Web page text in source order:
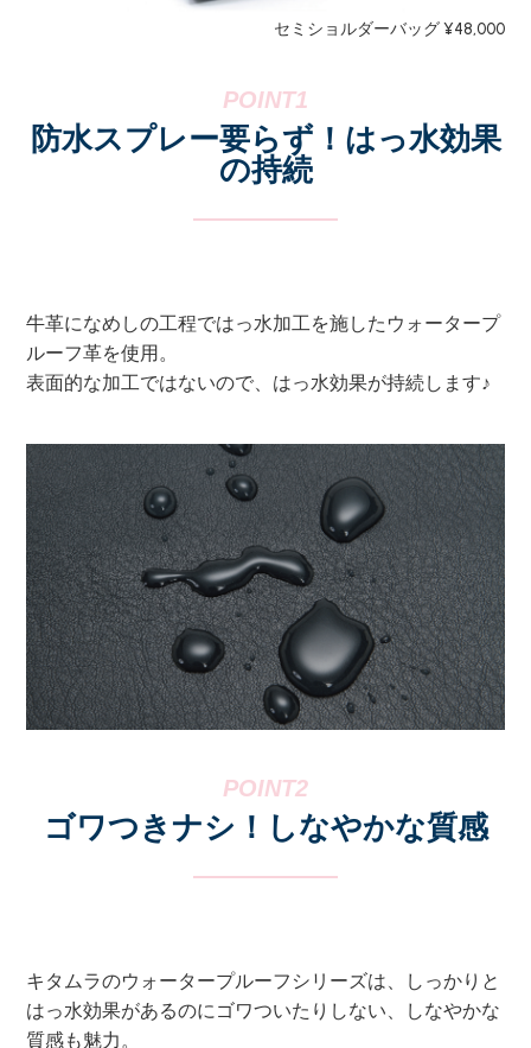
セミショルダーバッグ ¥48,000
防水スプレー要らず！はっ水効果
の持続
牛革になめしの工程ではっ水加工を施したウォータープ
ルーフ革を使用。
表面的な加工ではないので、はっ水効果が持続します♪
ゴワつきナシ！しなやかな質感
キタムラのウォータープルーフシリーズは、しっかりと
はっ水効果があるのにゴワついたりしない、しなやかな
質感も魅力。